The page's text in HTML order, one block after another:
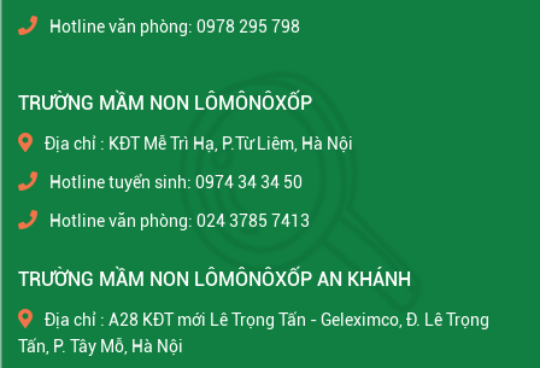
Hotline văn phòng: 0978 295 798
TRƯỜNG MẦM NON LÔMÔNÔXỐP
Địa chỉ : KĐT Mễ Trì Hạ, P.Từ Liêm, Hà Nội
Hotline tuyển sinh: 0974 34 34 50
Hotline văn phòng: 024 3785 7413
TRƯỜNG MẦM NON LÔMÔNÔXỐP AN KHÁNH
Địa chỉ : A28 KĐT mới Lê Trọng Tấn - Geleximco, Đ. Lê Trọng
Tấn, P. Tây Mỗ, Hà Nội